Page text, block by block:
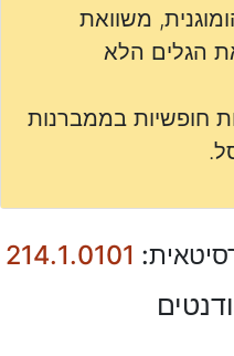
משוואת
הגלים הלא
חופשיות בממברנות
214.1.0101